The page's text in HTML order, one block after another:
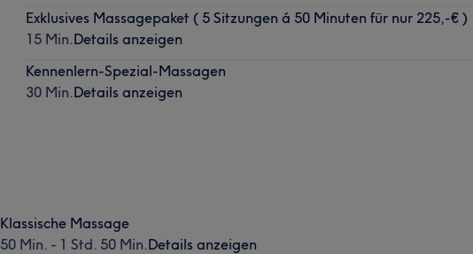
Exklusives Massagepaket ( 5 Sitzungen á 50 Minuten für nur 225,-€ )
15 Min.Details anzeigen
Kennenlern-Spezial-Massagen
30 Min.Details anzeigen
Klassische Massage
50 Min. - 1 Std. 50 Min.Details anzeigen